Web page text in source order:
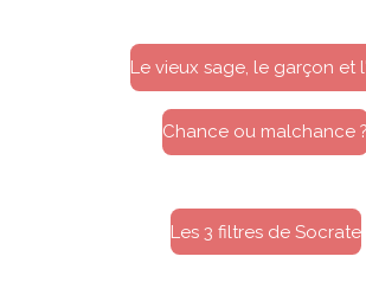
Le vieux sage, le garçon et
Chance ou malchance ?
Les 3 filtres de Socrate